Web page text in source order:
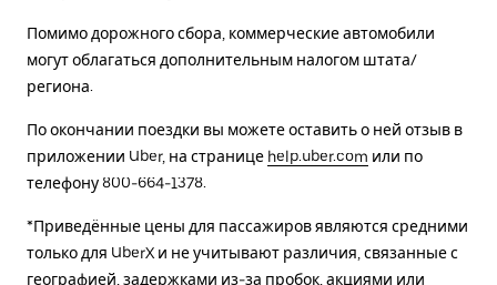
Помимо дорожного сбора, коммерческие автомобили
могут облагаться дополнительным налогом штата/
региона.
По окончании поездки вы можете оставить о ней отзыв в
приложении Uber, на странице help.uber.com или по
телефону 800-664-1378.
*Приведённые цены для пассажиров являются средними
только для UberX и не учитывают различия, связанные с
географией, задержками из-за пробок, акциями или